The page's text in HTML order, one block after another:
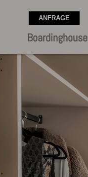
Boardinghouse